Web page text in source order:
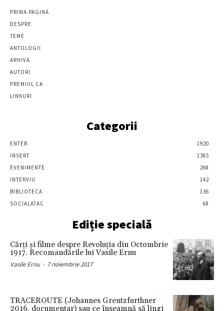
PRIMA PAGINĂ
DESPRE
TEME
ANTOLOGII
ARHIVĂ
AUTORI
PREMIUL CA
LINKURI
Categorii
ENTER
1920
INSERT
1385
EVENIMENTE
268
INTERVIU
142
BIBLIOTECA
136
SOCIALATAC
68
Ediție specială
Cărţi şi filme despre Revoluţia din Octombrie
1917. Recomandările lui Vasile Ernu
Vasile Ernu - 7 noiembrie 2017
TRACEROUTE (Johannes Grentzfurthner
2016, documentar) sau ce înseamnă să lingi